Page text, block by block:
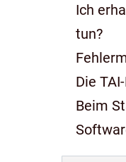
Ich
tun?
Die
Beim Start